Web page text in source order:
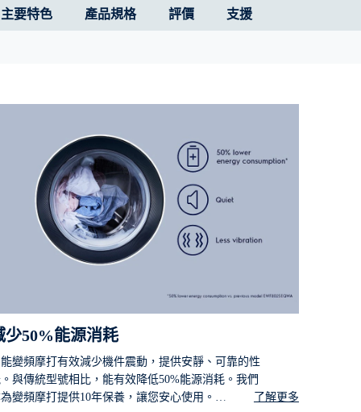
主要特色 產品規格 評價 支援
少50%能源消耗
變頻摩打有效減少機件震動，提供安靜、可靠的性
與傳統型號相比，能有效降低50%能源消耗。我們
變頻摩打提供10年保養，讓您安心使用。
了解更多